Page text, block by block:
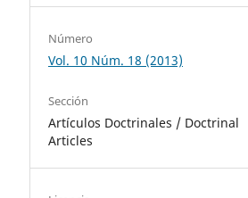
Número
Vol. 10 Núm. 18 (2013)
Sección
Artículos Doctrinales / Doctrinal
Articles